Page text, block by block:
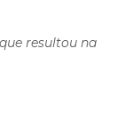
resultou na